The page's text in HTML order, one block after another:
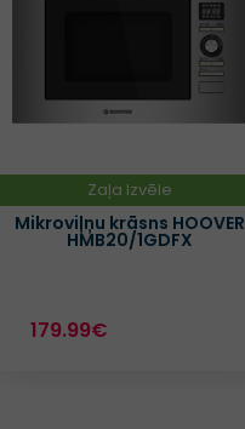
Zaļa Izvēle
Mikroviļņu krāsns HOOVER
HMB20/1GDFX
179.99€